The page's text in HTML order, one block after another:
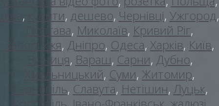
, купити, дешево, Чернівці, Ужгород,
Полтава, Миколаїв, Кривий Ріг,
Запоріжжя, Дніпро, Одеса, Харків, Київ,
Вінниця, Вараш, Сарни, Дубно,
Хмельницький, Суми, Житомир,
Тернопіль, Славута, Нетішин, Луцьк,